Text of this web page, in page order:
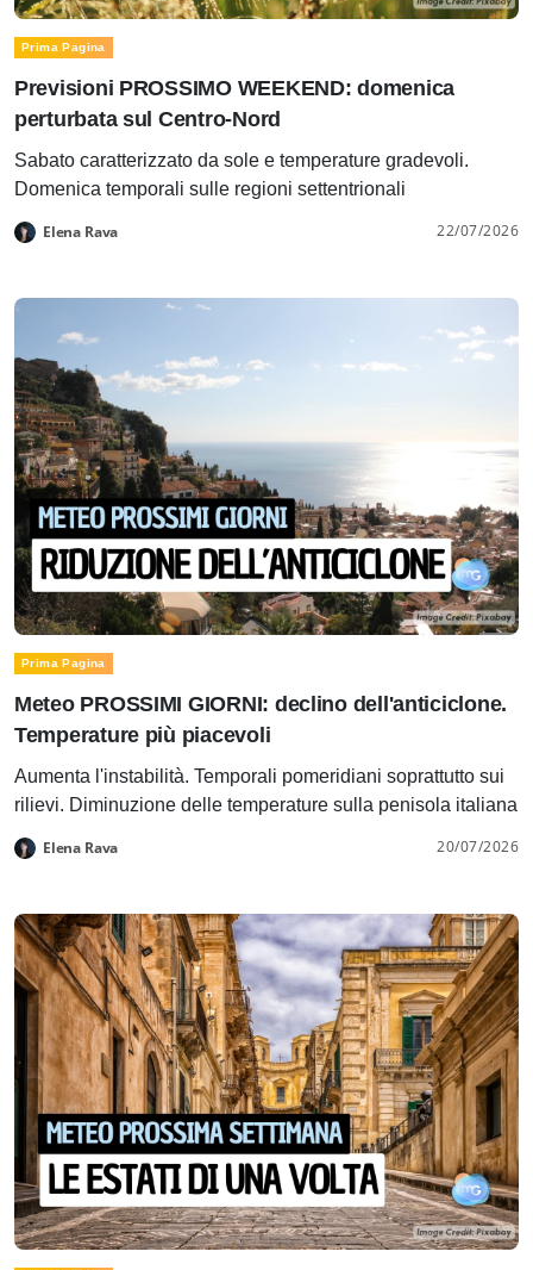
Prima Pagina
Previsioni PROSSIMO WEEKEND: domenica
perturbata sul Centro-Nord
Sabato caratterizzato da sole e temperature gradevoli.
Domenica temporali sulle regioni settentrionali
Elena Rava 22/07/2026
Prima Pagina
Meteo PROSSIMI GIORNI: declino dell'anticiclone.
Temperature più piacevoli
Aumenta l'instabilità. Temporali pomeridiani soprattutto sui
rilievi. Diminuzione delle temperature sulla penisola italiana
Elena Rava 20/07/2026